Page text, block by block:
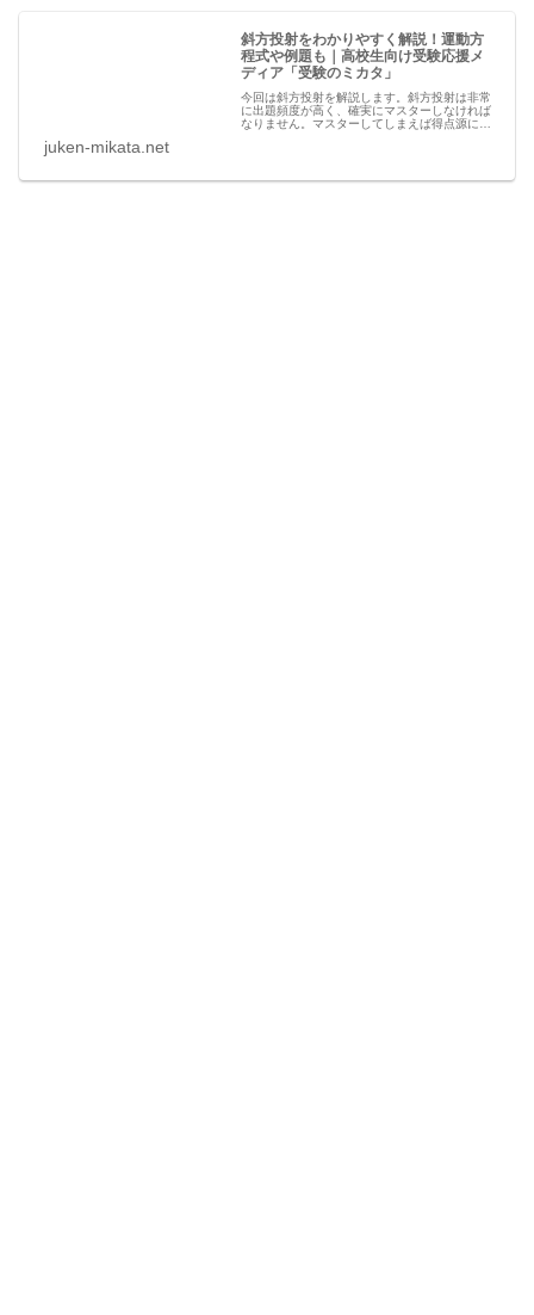
斜方投射をわかりやすく解説！運動方
程式や例題も｜高校生向け受験応援メ
ディア「受験のミカタ」
今回は斜方投射を解説します。斜方投射は非常
に出題頻度が高く、確実にマスターしなければ
なりません。マスターしてしまえば得点源にな
juken-mikata.net